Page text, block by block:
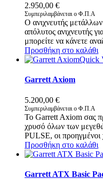
2.950,00 €
Συμπεριλαμβάνεται ο Φ.Π.Α
Ο ανιχνευτής
απόλυτος ανιχνευτής
μπορείτε να κάνετε
Προσθήκη στο καλάθι
Quick
Garrett Axiom
5.200,00 €
Συμπεριλαμβάνεται ο Φ.Π.Α
Το Garrett Axiom σας
χρυσό όλων των
PULSE, οι
Προσθήκη στο καλάθι
Garrett ATX Basic